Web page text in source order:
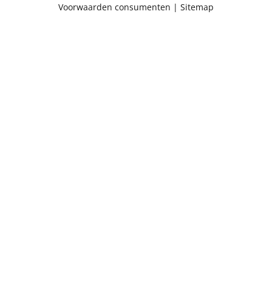
Voorwaarden consumenten | Sitemap